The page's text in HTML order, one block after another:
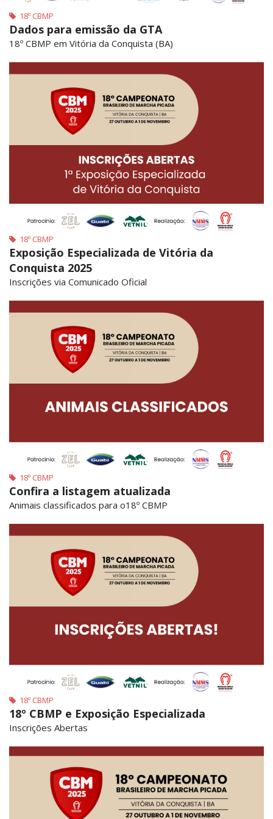
18º CBMP
Dados para emissão da GTA
18º CBMP em Vitória da Conquista (BA)
18º CBMP
Exposição Especializada de Vitória da
Conquista 2025
Inscrições via Comunicado Oficial
18º CBMP
Confira a listagem atualizada
Animais classificados para o18º CBMP
18º CBMP
18º CBMP e Exposição Especializada
Inscrições Abertas